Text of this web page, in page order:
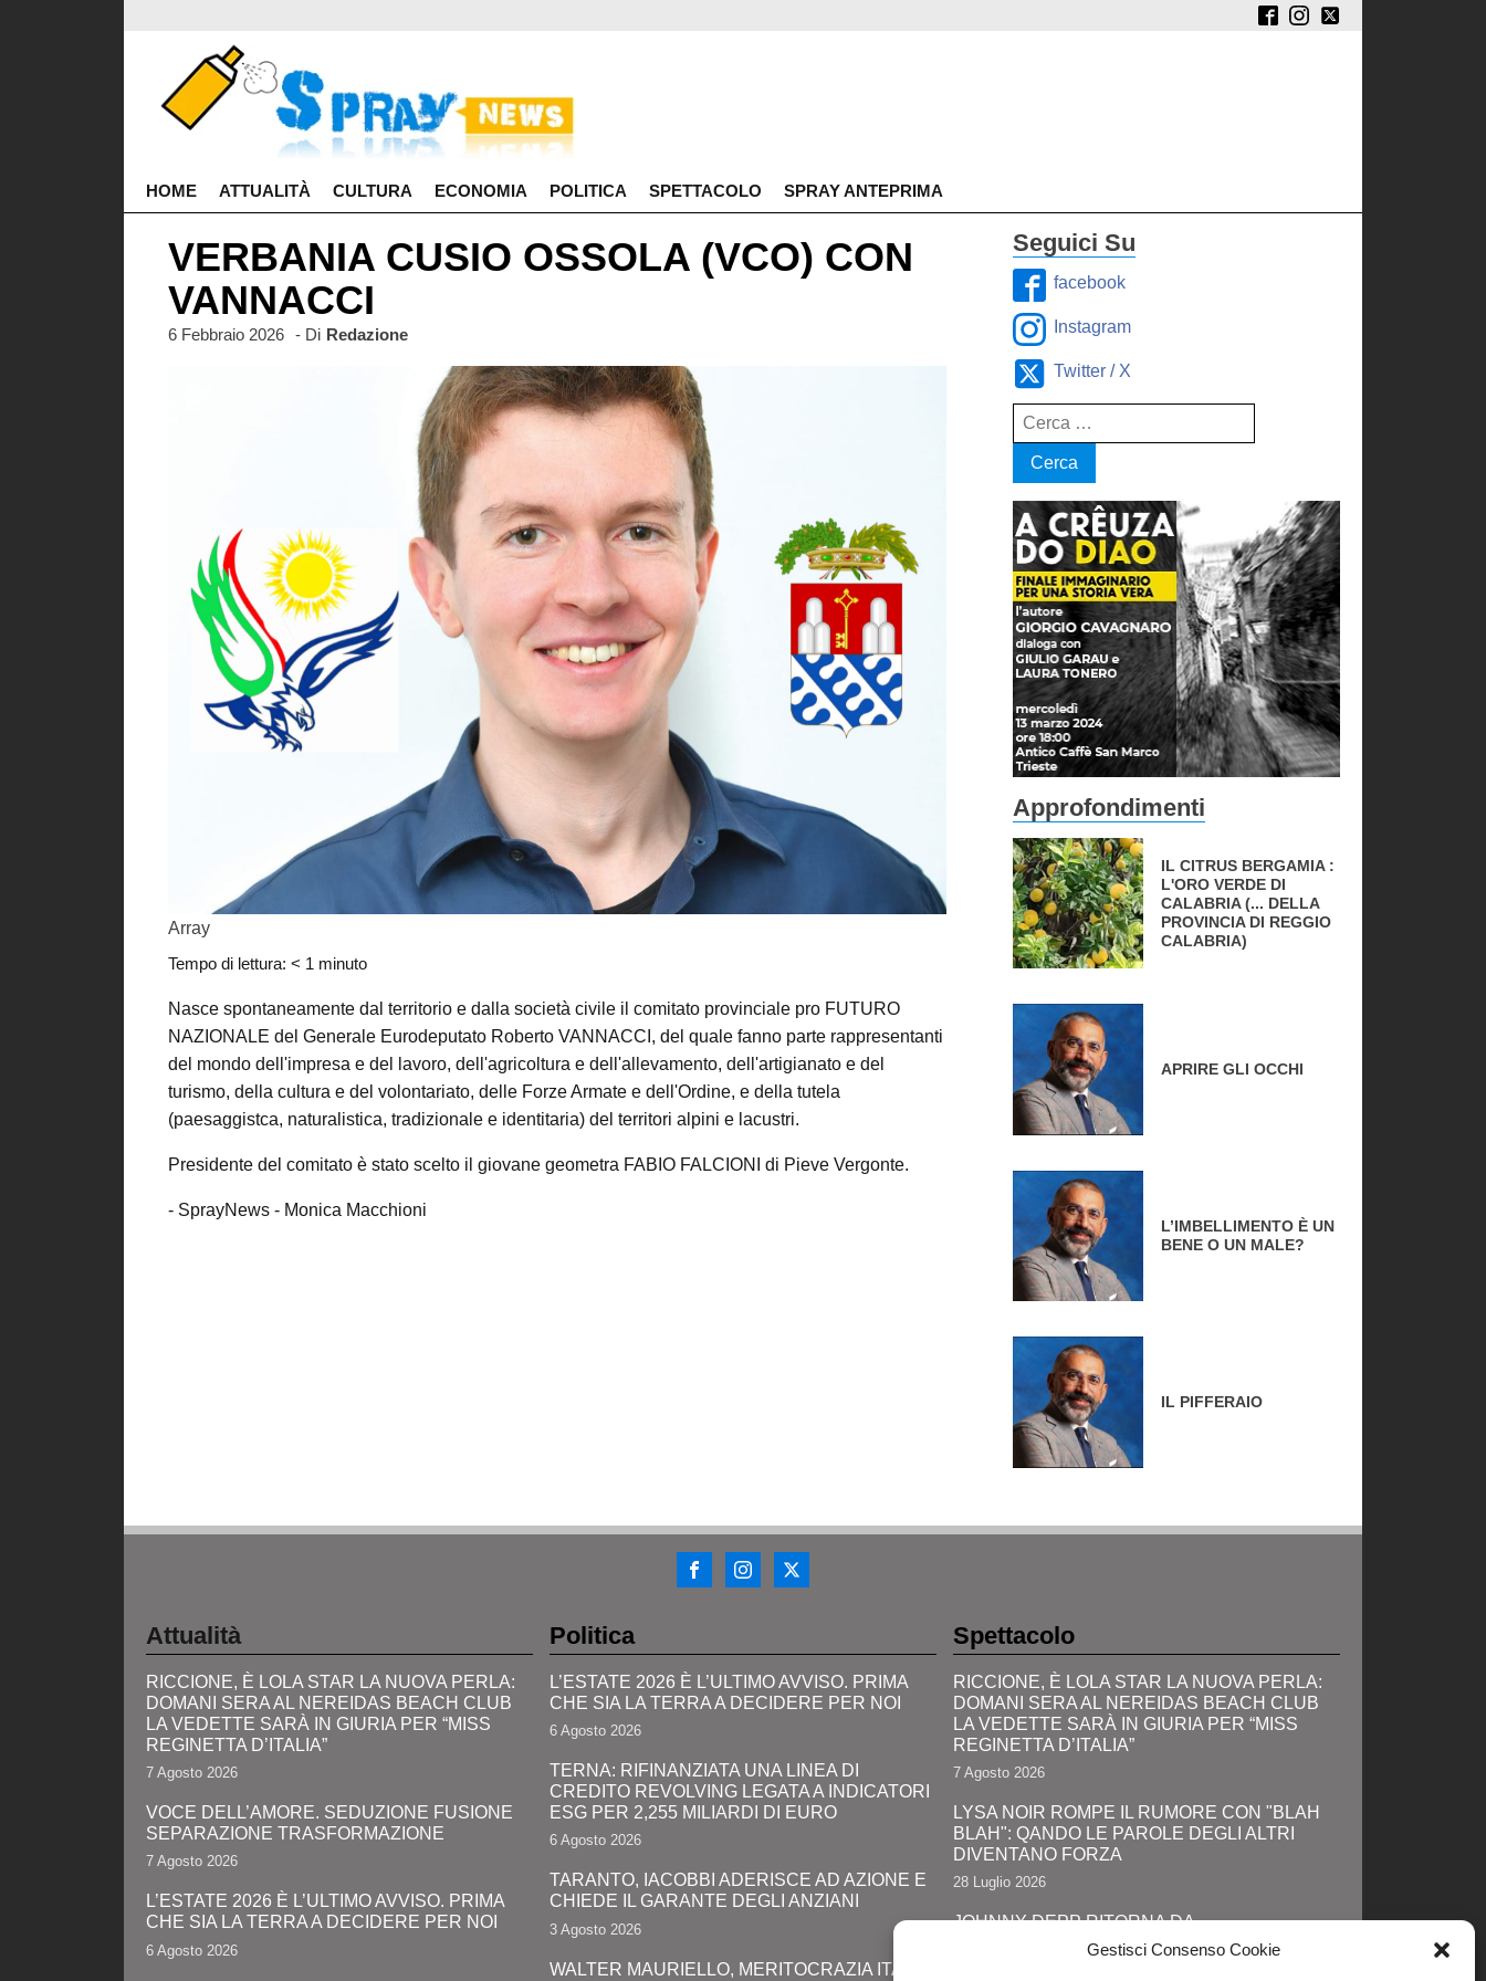
Gestisci Consenso Cookie
HOME ATTUALITÀ CULTURA ECONOMIA POLITICA SPETTACOLO SPRAY ANTEPRIMA
VERBANIA CUSIO OSSOLA (VCO) CON
VANNACCI
6 Febbraio 2026 - Di Redazione
Array
Tempo di lettura: < 1 minuto
Nasce spontaneamente dal territorio e dalla società civile il comitato provinciale pro FUTURO
NAZIONALE del Generale Eurodeputato Roberto VANNACCI, del quale fanno parte rappresentanti
del mondo dell'impresa e del lavoro, dell'agricoltura e dell'allevamento, dell'artigianato e del
turismo, della cultura e del volontariato, delle Forze Armate e dell'Ordine, e della tutela
(paesaggistca, naturalistica, tradizionale e identitaria) del territori alpini e lacustri.
Presidente del comitato è stato scelto il giovane geometra FABIO FALCIONI di Pieve Vergonte.
- SprayNews - Monica Macchioni
Seguici Su
facebook
Instagram
Twitter / X
Ricerca
per:
Approfondimenti
IL CITRUS BERGAMIA :
L'ORO VERDE DI
CALABRIA (... DELLA
PROVINCIA DI REGGIO
CALABRIA)
APRIRE GLI OCCHI
L’IMBELLIMENTO È UN
BENE O UN MALE?
IL PIFFERAIO
Attualità
RICCIONE, È LOLA STAR LA NUOVA PERLA:
DOMANI SERA AL NEREIDAS BEACH CLUB
LA VEDETTE SARÀ IN GIURIA PER “MISS
REGINETTA D’ITALIA”
7 Agosto 2026
VOCE DELL’AMORE. SEDUZIONE FUSIONE
SEPARAZIONE TRASFORMAZIONE
7 Agosto 2026
L’ESTATE 2026 È L’ULTIMO AVVISO. PRIMA
CHE SIA LA TERRA A DECIDERE PER NOI
6 Agosto 2026
Politica
L’ESTATE 2026 È L’ULTIMO AVVISO. PRIMA
CHE SIA LA TERRA A DECIDERE PER NOI
6 Agosto 2026
TERNA: RIFINANZIATA UNA LINEA DI
CREDITO REVOLVING LEGATA A INDICATORI
ESG PER 2,255 MILIARDI DI EURO
6 Agosto 2026
TARANTO, IACOBBI ADERISCE AD AZIONE E
CHIEDE IL GARANTE DEGLI ANZIANI
3 Agosto 2026
WALTER MAURIELLO, MERITOCRAZIA ITALIA,
Spettacolo
RICCIONE, È LOLA STAR LA NUOVA PERLA:
DOMANI SERA AL NEREIDAS BEACH CLUB
LA VEDETTE SARÀ IN GIURIA PER “MISS
REGINETTA D’ITALIA”
7 Agosto 2026
LYSA NOIR ROMPE IL RUMORE CON "BLAH
BLAH": QANDO LE PAROLE DEGLI ALTRI
DIVENTANO FORZA
28 Luglio 2026
JOHNNY DEPP RITORNA DA
PROTAGONISTA: IL GRANDE SHOW AL